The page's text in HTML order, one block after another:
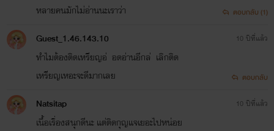
หลายคนมักไม่อ่านนะเราว่า
ตอบกลับ (1)
Guest_1.46.143.10
ทำไมต้องติดเหรียญอ่ อดอ่านอีกล่ เลิกติด
เหรียญเหอะจะดีมากเลย
10 ปีที่แล้ว
ตอบกลับ
Natsitap
เนื้อเรื่องสนุกดีนะ แต่ติดกุญแจเยอะไปหน่อย
10 ปีที่แล้ว